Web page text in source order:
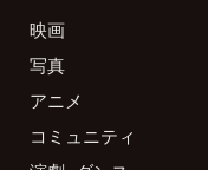
映画
写真
アニメ
コミュニティ